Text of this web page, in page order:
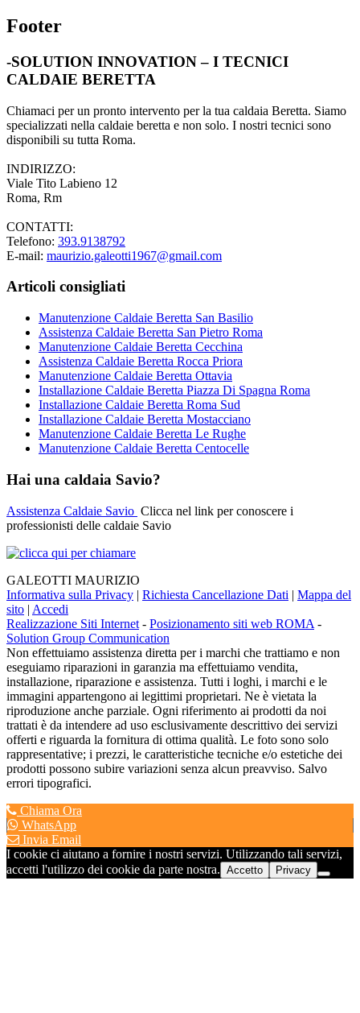
Footer
-SOLUTION INNOVATION – I TECNICI
CALDAIE BERETTA
Chiamaci per un pronto intervento per la tua caldaia Beretta. Siamo
specializzati nella caldaie beretta e non solo. I nostri tecnici sono
disponibili su tutta Roma.
INDIRIZZO:
Viale Tito Labieno 12
Roma, Rm
CONTATTI:
Telefono: 393.9138792
E-mail: maurizio.galeotti1967@gmail.com
Articoli consigliati
Manutenzione Caldaie Beretta San Basilio
Assistenza Caldaie Beretta San Pietro Roma
Manutenzione Caldaie Beretta Cecchina
Assistenza Caldaie Beretta Rocca Priora
Manutenzione Caldaie Beretta Ottavia
Installazione Caldaie Beretta Piazza Di Spagna Roma
Installazione Caldaie Beretta Roma Sud
Installazione Caldaie Beretta Mostacciano
Manutenzione Caldaie Beretta Le Rughe
Manutenzione Caldaie Beretta Centocelle
Hai una caldaia Savio?
Assistenza Caldaie Savio Clicca nel link per conoscere i
professionisti delle caldaie Savio
GALEOTTI MAURIZIO
Informativa sulla Privacy | Richiesta Cancellazione Dati | Mappa del
sito | Accedi
Realizzazione Siti Internet - Posizionamento siti web ROMA -
Solution Group Communication
Non effettuiamo assistenza diretta per i marchi che trattiamo e non
eseguiamo riparazioni in garanzia ma effettuiamo vendita,
installazione, riparazione e assistenza. Tutti i loghi, i marchi e le
immagini appartengono ai legittimi proprietari. Ne è vietata la
riproduzione anche parziale. Ogni riferimento ai prodotti da noi
trattati è da intendere ad uso esclusivamente descrittivo dei servizi
offerti e riguarda la fornitura di ottima qualità. Le foto sono solo
rappresentative; i prezzi, le caratteristiche tecniche e/o estetiche dei
prodotti possono subire variazioni senza alcun preavviso. Salvo
errori tipografici.
Chiama Ora
WhatsApp
Invia Email
I cookie ci aiutano a fornire i nostri servizi. Utilizzando tali servizi,
accetti l'utilizzo dei cookie da parte nostra. Accetto Privacy